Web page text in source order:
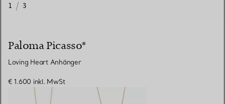
1 / 3
Paloma Picasso®
Loving Heart Anhänger
€ 1.600 inkl. MwSt